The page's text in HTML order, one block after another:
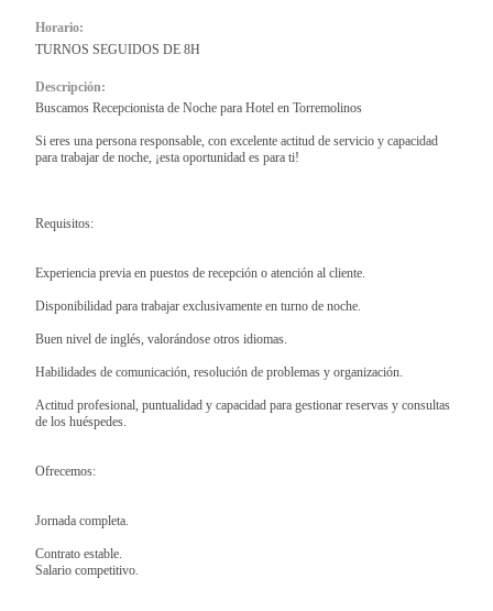
Horario:
TURNOS SEGUIDOS DE 8H
Descripción:
Buscamos Recepcionista de Noche para Hotel en Torremolinos
Si eres una persona responsable, con excelente actitud de servicio y capacidad
para trabajar de noche, ¡esta oportunidad es para ti!
Requisitos:
Experiencia previa en puestos de recepción o atención al cliente.
Disponibilidad para trabajar exclusivamente en turno de noche.
Buen nivel de inglés, valorándose otros idiomas.
Habilidades de comunicación, resolución de problemas y organización.
Actitud profesional, puntualidad y capacidad para gestionar reservas y consultas
de los huéspedes.
Ofrecemos:
Jornada completa.
Contrato estable.
Salario competitivo.